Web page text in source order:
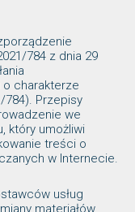
784 z dnia 29
charakterze
Przepisy
we
który umożliwi
treści o
w Internecie.
usług
materiałów